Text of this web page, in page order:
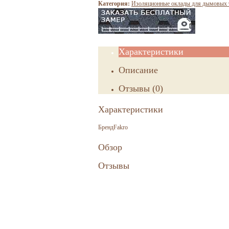
Категория: Изоляционные оклады для дымовых
Характеристики
Описание
Отзывы (0)
Характеристики
БрендFakro
Обзор
Отзывы